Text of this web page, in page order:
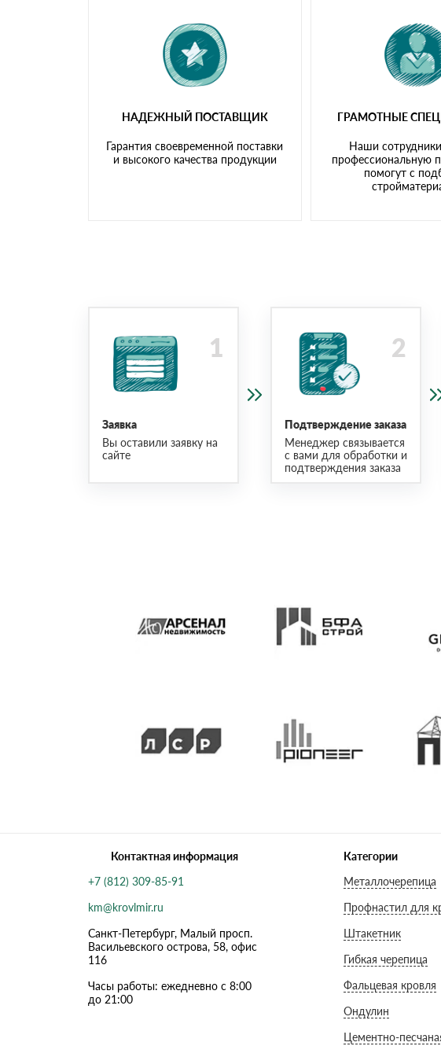
НАДЕЖНЫЙ ПОСТАВЩИК
Гарантия своевременной поставки
и высокого качества продукции
ГРАМОТНЫЕ
Наши
профессиональную
помогут с
Заявка
Вы оставили заявку на
сайте
Подтверждение заказа
Менеджер связывается
с вами для обработки и
подтверждения заказа
Контактная информация
+7 (812) 309-85-91
km@krovlmir.ru
Санкт-Петербург, Малый просп.
Васильевского острова, 58, офис
116
Часы работы: ежедневно с 8:00
до 21:00
Категории
Металлочерепица
Профнастил для
Штакетник
Гибкая черепица
Фальцевая кровля
Ондулин
Цементно-